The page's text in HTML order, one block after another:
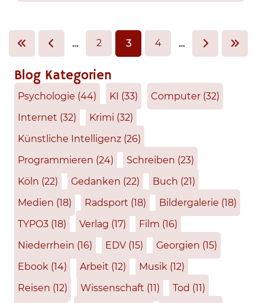
… 2 3 4 …
Blog Kategorien
Psychologie (44) KI (33) Computer (32)
Internet (32) Krimi (32)
Künstliche Intelligenz (26)
Programmieren (24) Schreiben (23)
Köln (22) Gedanken (22) Buch (21)
Medien (18) Radsport (18) Bildergalerie (18)
TYPO3 (18) Verlag (17) Film (16)
Niederrhein (16) EDV (15) Georgien (15)
Ebook (14) Arbeit (12) Musik (12)
Reisen (12) Wissenschaft (11) Tod (11)